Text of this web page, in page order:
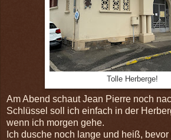
Tolle Herberge!
Am Abend schaut Jean Pierre noch
Schlüssel soll ich einfach in der
wenn ich morgen gehe.
Ich dusche noch lange und heiß,